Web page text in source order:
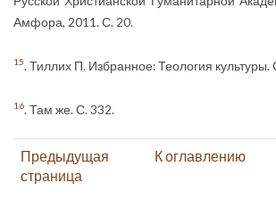
Амфора, 2011. С. 20.
15. Тиллих П. Избранное: Теология культуры.
16. Там же. С. 332.
Предыдущая
страница
К оглавлению